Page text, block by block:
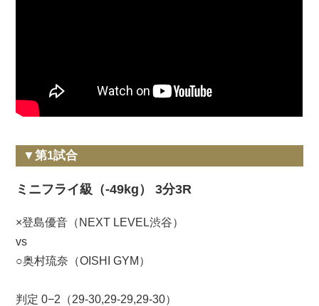
▼第1試合
ミニフライ級（-49kg） 3分3R
×登島優音（NEXT LEVEL渋谷）
vs
○奥村琉奈（OISHI GYM）
判定 0−2（29-30,29-29,29-30）